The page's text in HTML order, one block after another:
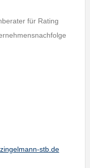
für Rating
stb.de